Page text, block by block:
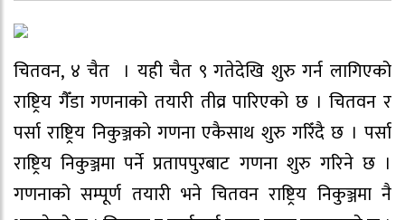
चितवन, ४ चैत । यही चैत ९ गतेदेखि शुरु गर्न लागिएको
राष्ट्रिय गैँडा गणनाको तयारी तीव्र पारिएको छ । चितवन र
पर्सा राष्ट्रिय निकुञ्जको गणना एकैसाथ शुरु गरिँदै छ । पर्सा
राष्ट्रिय निकुञ्जमा पर्ने प्रतापपुरबाट गणना शुरु गरिने छ ।
गणनाको सम्पूर्ण तयारी भने चितवन राष्ट्रिय निकुञ्जमा नै